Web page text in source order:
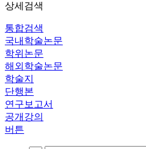
상세검색
통합검색
국내학술논문
학위논문
해외학술논문
학술지
단행본
연구보고서
공개강의
버튼